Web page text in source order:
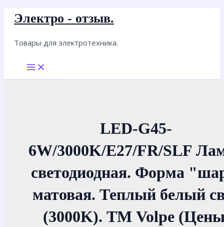
Перейти
содержимому
Электро - отзыв.
Товары для электротехника.
Main
Menu
LED-G45-
6W/3000K/E27/FR/SLF
светодиодная. Форма
матовая. Теплый белый
(3000K). ТМ Volpe